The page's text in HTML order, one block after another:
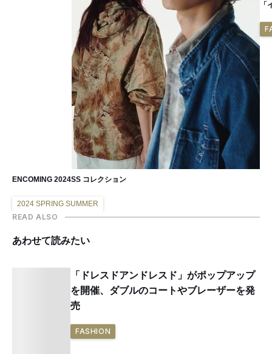
ENCOMING 2024SS コレクション
2024 SPRING SUMMER
READ ALSO
あわせて読みたい
「ドレスドアンドレスド」がポップアップ
を開催、ダブルのコートやブレーザーを発
売
FASHION